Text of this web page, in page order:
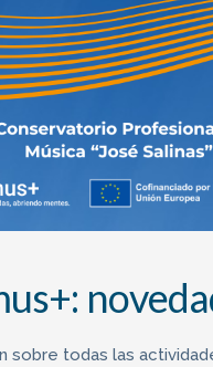
(Baza)
sobre todas las